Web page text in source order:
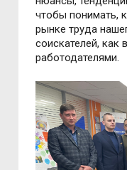
чтобы понимать,
рынке труда
соискателей, как
работодателями.